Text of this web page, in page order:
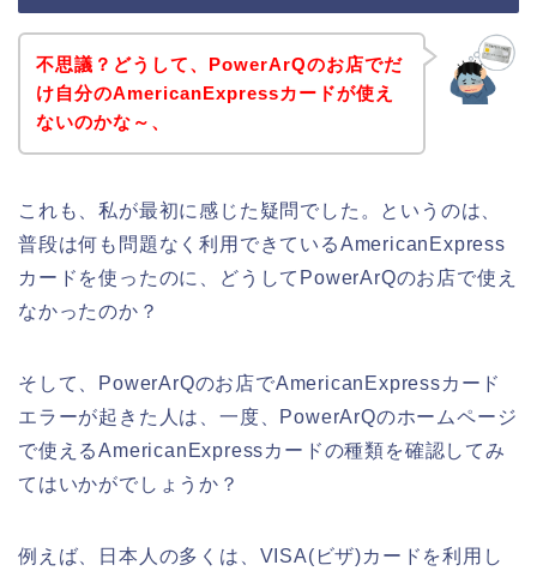
不思議？どうして、PowerArQのお店でだ
け自分のAmericanExpressカードが使え
ないのかな～、
これも、私が最初に感じた疑問でした。というのは、
普段は何も問題なく利用できているAmericanExpress
カードを使ったのに、どうしてPowerArQのお店で使え
なかったのか？
そして、PowerArQのお店でAmericanExpressカード
エラーが起きた人は、一度、PowerArQのホームページ
で使えるAmericanExpressカードの種類を確認してみ
てはいかがでしょうか？
例えば、日本人の多くは、VISA(ビザ)カードを利用し